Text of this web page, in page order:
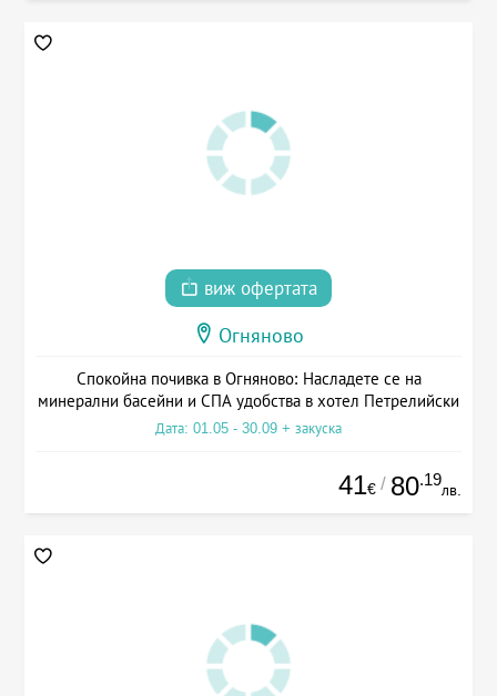
виж офертата
Огняново
Спокойна почивка в Огняново: Насладете се на
минерални басейни и СПА удобства в хотел Петрелийски
Дата: 01.05 - 30.09 + закуска
41€ / 80.19
лв.